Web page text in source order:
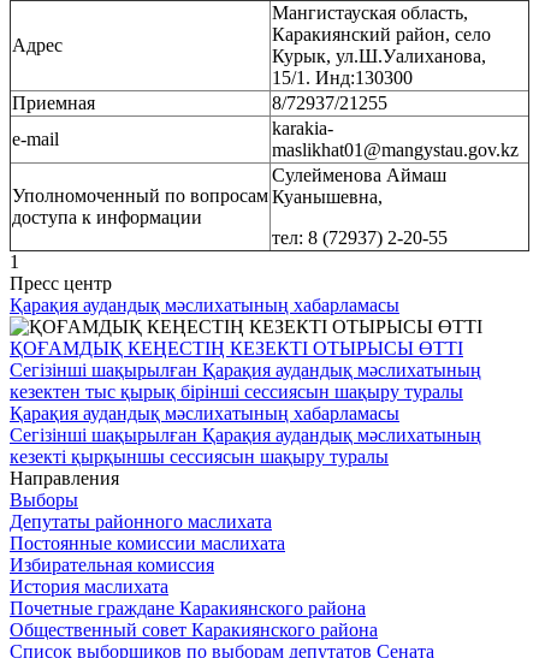
Адрес
Мангистауская область,
Каракиянский район, село
Курык, ул.Ш.Уалиханова,
15/1. Инд:130300
Приемная
8/72937/21255
e-mail
karakia-
maslikhat01@mangystau.gov.kz
Уполномоченный по вопросам
доступа к информации
Сулейменова Аймаш
Куанышевна,
тел: 8 (72937) 2-20-55
1
Пресс центр
Қарақия аудандық мәслихатының хабарламасы
ҚОҒАМДЫҚ КЕҢЕСТІҢ КЕЗЕКТІ ОТЫРЫСЫ ӨТТІ
Сегізінші шақырылған Қарақия аудандық мәслихатының
кезектен тыс қырық бірінші сессиясын шақыру туралы
Қарақия аудандық мәслихатының хабарламасы
Сегізінші шақырылған Қарақия аудандық мәслихатының
кезекті қырқыншы сессиясын шақыру туралы
Направления
Выборы
Депутаты районного маслихата
Постоянные комиссии маслихата
Избирательная комиссия
История маслихата
Почетные граждане Каракиянского района
Общественный совет Каракиянского района
Список выборщиков по выборам депутатов Сената